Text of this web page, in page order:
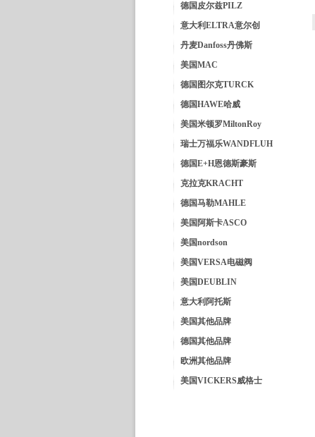
德国皮尔兹PILZ
意大利ELTRA意尔创
丹麦Danfoss丹佛斯
美国MAC
德国图尔克TURCK
德国HAWE哈威
美国米顿罗MiltonRoy
瑞士万福乐WANDFLUH
德国E+H恩德斯豪斯
克拉克KRACHT
德国马勒MAHLE
美国阿斯卡ASCO
美国nordson
美国VERSA电磁阀
美国DEUBLIN
意大利阿托斯
美国其他品牌
德国其他品牌
欧洲其他品牌
美国VICKERS威格士